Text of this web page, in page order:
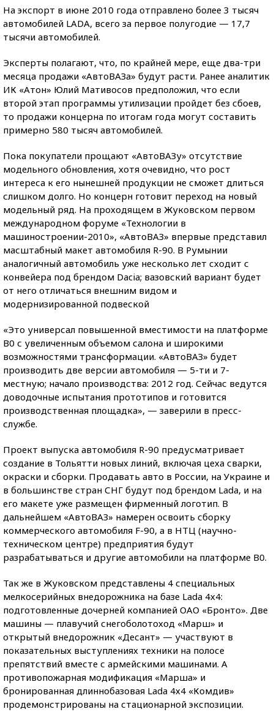
На экспорт в июне 2010 года отправлено более 3 тысяч
автомобилей LADA, всего за первое полугодие — 17,7
тысячи автомобилей.
Эксперты полагают, что, по крайней мере, еще два-три
месяца продажи «АвтоВАЗа» будут расти. Ранее аналитик
ИК «Атон» Юлий Мативосов предположил, что если
второй этап программы утилизации пройдет без сбоев,
то продажи концерна по итогам года могут составить
примерно 580 тысяч автомобилей.
Пока покупатели прощают «АвтоВАЗу» отсутствие
модельного обновления, хотя очевидно, что рост
интереса к его нынешней продукции не сможет длиться
слишком долго. Но концерн готовит переход на новый
модельный ряд. На проходящем в Жуковском первом
международном форуме «Технологии в
машиностроении-2010», «АвтоВАЗ» впервые представил
масштабный макет автомобиля R-90. В Румынии
аналогичный автомобиль уже несколько лет сходит с
конвейера под брендом Dacia; вазовский вариант будет
от него отличаться внешним видом и
модернизированной подвеской
«Это универсал повышенной вместимости на платформе
В0 с увеличенным объемом салона и широкими
возможностями трансформации. «АвтоВАЗ» будет
производить две версии автомобиля — 5-ти и 7-
местную; начало производства: 2012 год. Сейчас ведутся
доводочные испытания прототипов и готовится
производственная площадка», — заверили в пресс-
службе.
Проект выпуска автомобиля R-90 предусматривает
создание в Тольятти новых линий, включая цеха сварки,
окраски и сборки. Продавать авто в России, на Украине и
в большинстве стран СНГ будут под брендом Lada, и на
его макете уже размещен фирменный логотип. В
дальнейшем «АвтоВАЗ» намерен освоить сборку
коммерческого автомобиля F-90, а в НТЦ (научно-
техническом центре) предприятия будут
разрабатываться и другие автомобили на платформе B0.
Так же в Жуковском представлены 4 специальных
мелкосерийных внедорожника на базе Lada 4х4:
подготовленные дочерней компанией ОАО «Бронто». Две
машины — плавучий снегоболотоход «Марш» и
открытый внедорожник «Десант» — участвуют в
показательных выступлениях техники на полосе
препятствий вместе с армейскими машинами. А
противопожарная модификация «Марша» и
бронированная длиннобазовая Lada 4х4 «Комдив»
продемонстрированы на стационарной экспозиции.